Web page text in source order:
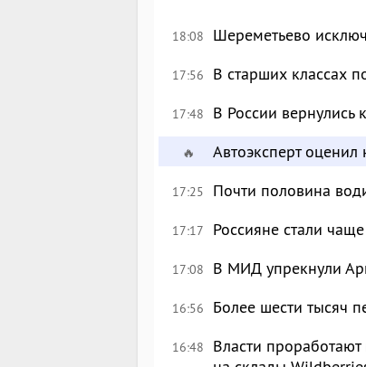
18:08 Шереметьево
17:56 В старших классах
17:48 В России
🔥 Автоэксперт
17:25 Почти половина
17:17 Россияне стали
17:08 В МИД упрекнули
16:56 Более шести тысяч
16:48
Власти